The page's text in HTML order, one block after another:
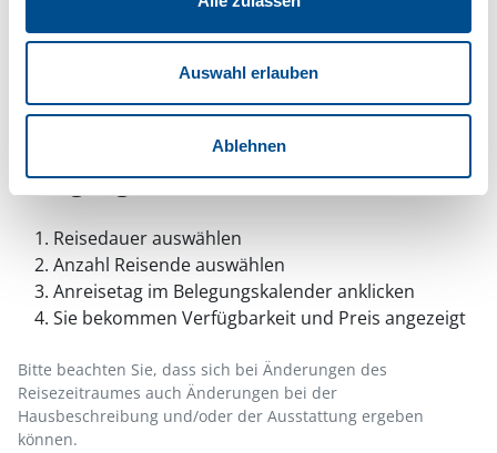
Auswahl erlauben
Ablehnen
haben, können Sie weiterhin selbst bestimmen,
welche Funktionen genutzt werden sollen.
Belegungskalender
Reisedauer auswählen
Anzahl Reisende auswählen
Anreisetag im Belegungskalender anklicken
Sie bekommen Verfügbarkeit und Preis angezeigt
Bitte beachten Sie, dass sich bei Änderungen des
Reisezeitraumes auch Änderungen bei der
Hausbeschreibung und/oder der Ausstattung ergeben
können.